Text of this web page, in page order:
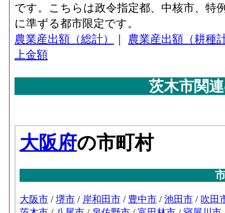
です。こちらは政令指定都、中核市、特
に準ずる都市限定です。
農業産出額（総計）
農業産出額（耕種
上金額
茨木市関